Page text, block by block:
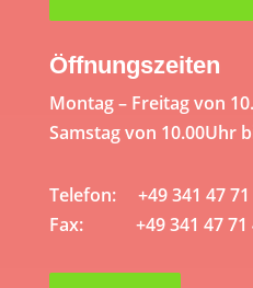
Öffnungszeiten
Montag – Freitag von
Samstag von 10.00Uhr
Telefon: +49 341 47 71
Fax: +49 341 47 71